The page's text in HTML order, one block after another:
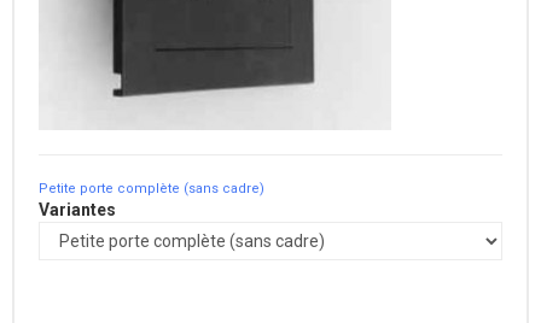
Petite porte complète (sans cadre)
Variantes